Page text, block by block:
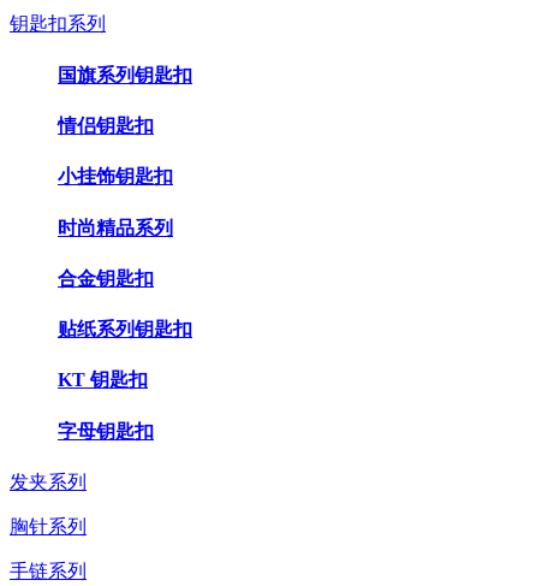
钥匙扣系列
国旗系列钥匙扣
情侣钥匙扣
小挂饰钥匙扣
时尚精品系列
合金钥匙扣
贴纸系列钥匙扣
KT 钥匙扣
字母钥匙扣
发夹系列
胸针系列
手链系列